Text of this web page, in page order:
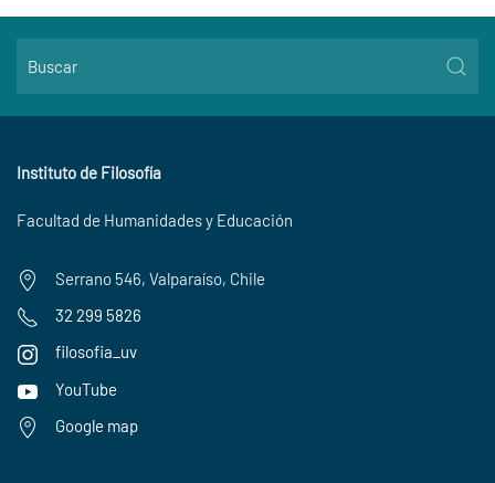
Instituto de Filosofía
Facultad de Humanidades y Educación
Serrano 546, Valparaíso, Chile
32 299 5826
filosofia_uv
YouTube
Google map